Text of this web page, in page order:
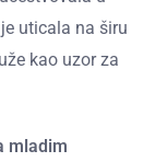
uticala na širu
kao uzor za
mladim